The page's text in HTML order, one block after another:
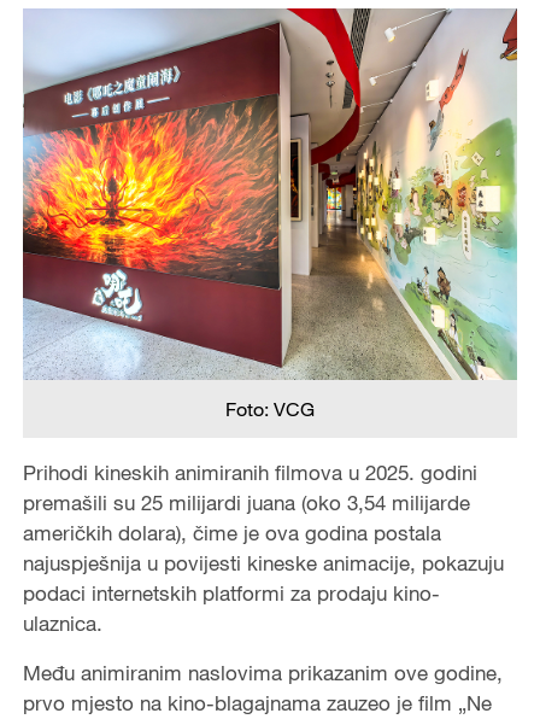
Foto: VCG
Prihodi kineskih animiranih filmova u 2025. godini
premašili su 25 milijardi juana (oko 3,54 milijarde
američkih dolara), čime je ova godina postala
najuspješnija u povijesti kineske animacije, pokazuju
podaci internetskih platformi za prodaju kino-
ulaznica.
Među animiranim naslovima prikazanim ove godine,
prvo mjesto na kino-blagajnama zauzeo je film „Ne